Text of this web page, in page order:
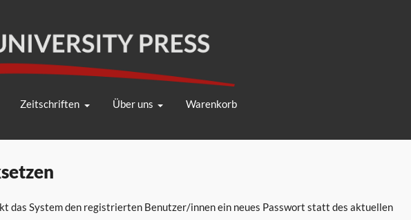
Zeitschriften Über uns Warenkorb
das System den registrierten Benutzer/innen ein neues Passwort statt des aktuellen